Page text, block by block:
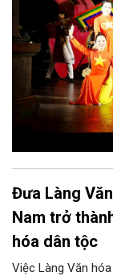
Đưa Làng
Nam trở
hóa dân tộc
Việc Làng Văn